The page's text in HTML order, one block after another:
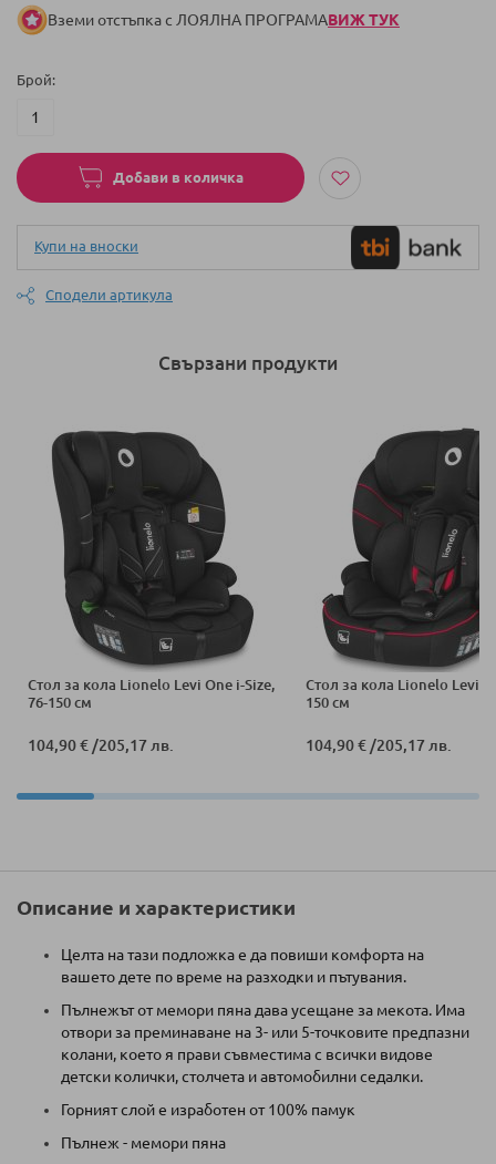
Вземи отстъпка с ЛОЯЛНА ПРОГРАМАВИЖ ТУК
Брой
Добави в количка
Купи на вноски
Сподели артикула
Свързани продукти
Стол за кола Lionelo Levi One i-Size,
76-150 см
104,90 €/205,17 лв.
Стол за кола Lionelo Levi i-
150 см
104,90 €/205,17 лв.
Описание и характеристики
Целта на тази подложка е да повиши комфорта на
вашето дете по време на разходки и пътувания.
Пълнежът от мемори пяна дава усещане за мекота. Има
отвори за преминаване на 3- или 5-точковите предпазни
колани, което я прави съвместима с всички видове
детски колички, столчета и автомобилни седалки.
Горният слой е изработен от 100% памук
Пълнеж - мемори пяна